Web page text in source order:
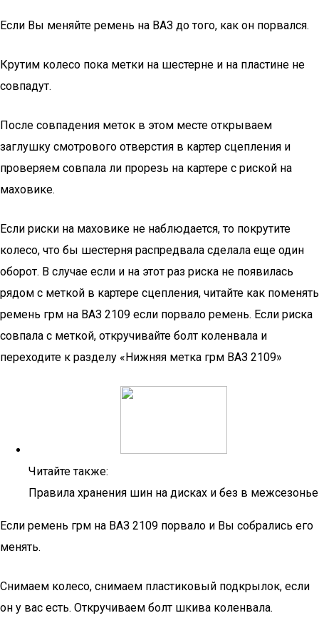
Если Вы меняйте ремень на ВАЗ до того, как он порвался.
Крутим колесо пока метки на шестерне и на пластине не
совпадут.
После совпадения меток в этом месте открываем
заглушку смотрового отверстия в картер сцепления и
проверяем совпала ли прорезь на картере с риской на
маховике.
Если риски на маховике не наблюдается, то покрутите
колесо, что бы шестерня распредвала сделала еще один
оборот. В случае если и на этот раз риска не появилась
рядом с меткой в картере сцепления, читайте как поменять
ремень грм на ВАЗ 2109 если порвало ремень. Если риска
совпала с меткой, откручивайте болт коленвала и
переходите к разделу «Нижняя метка грм ВАЗ 2109»
Читайте также:
Правила хранения шин на дисках и без в межсезонье
Если ремень грм на ВАЗ 2109 порвало и Вы собрались его
менять.
Снимаем колесо, снимаем пластиковый подкрылок, если
он у вас есть. Откручиваем болт шкива коленвала.